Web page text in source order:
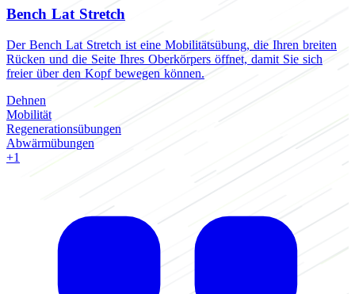
Bench Lat Stretch
Der Bench Lat Stretch ist eine Mobilitätsübung, die Ihren breiten
Rücken und die Seite Ihres Oberkörpers öffnet, damit Sie sich
freier über den Kopf bewegen können.
Dehnen
Mobilität
Regenerationsübungen
Abwärmübungen
+1